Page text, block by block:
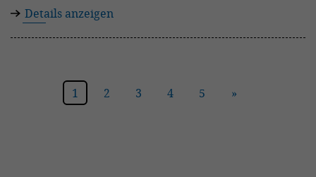
Details anzeigen
1 2 3 4 5 »